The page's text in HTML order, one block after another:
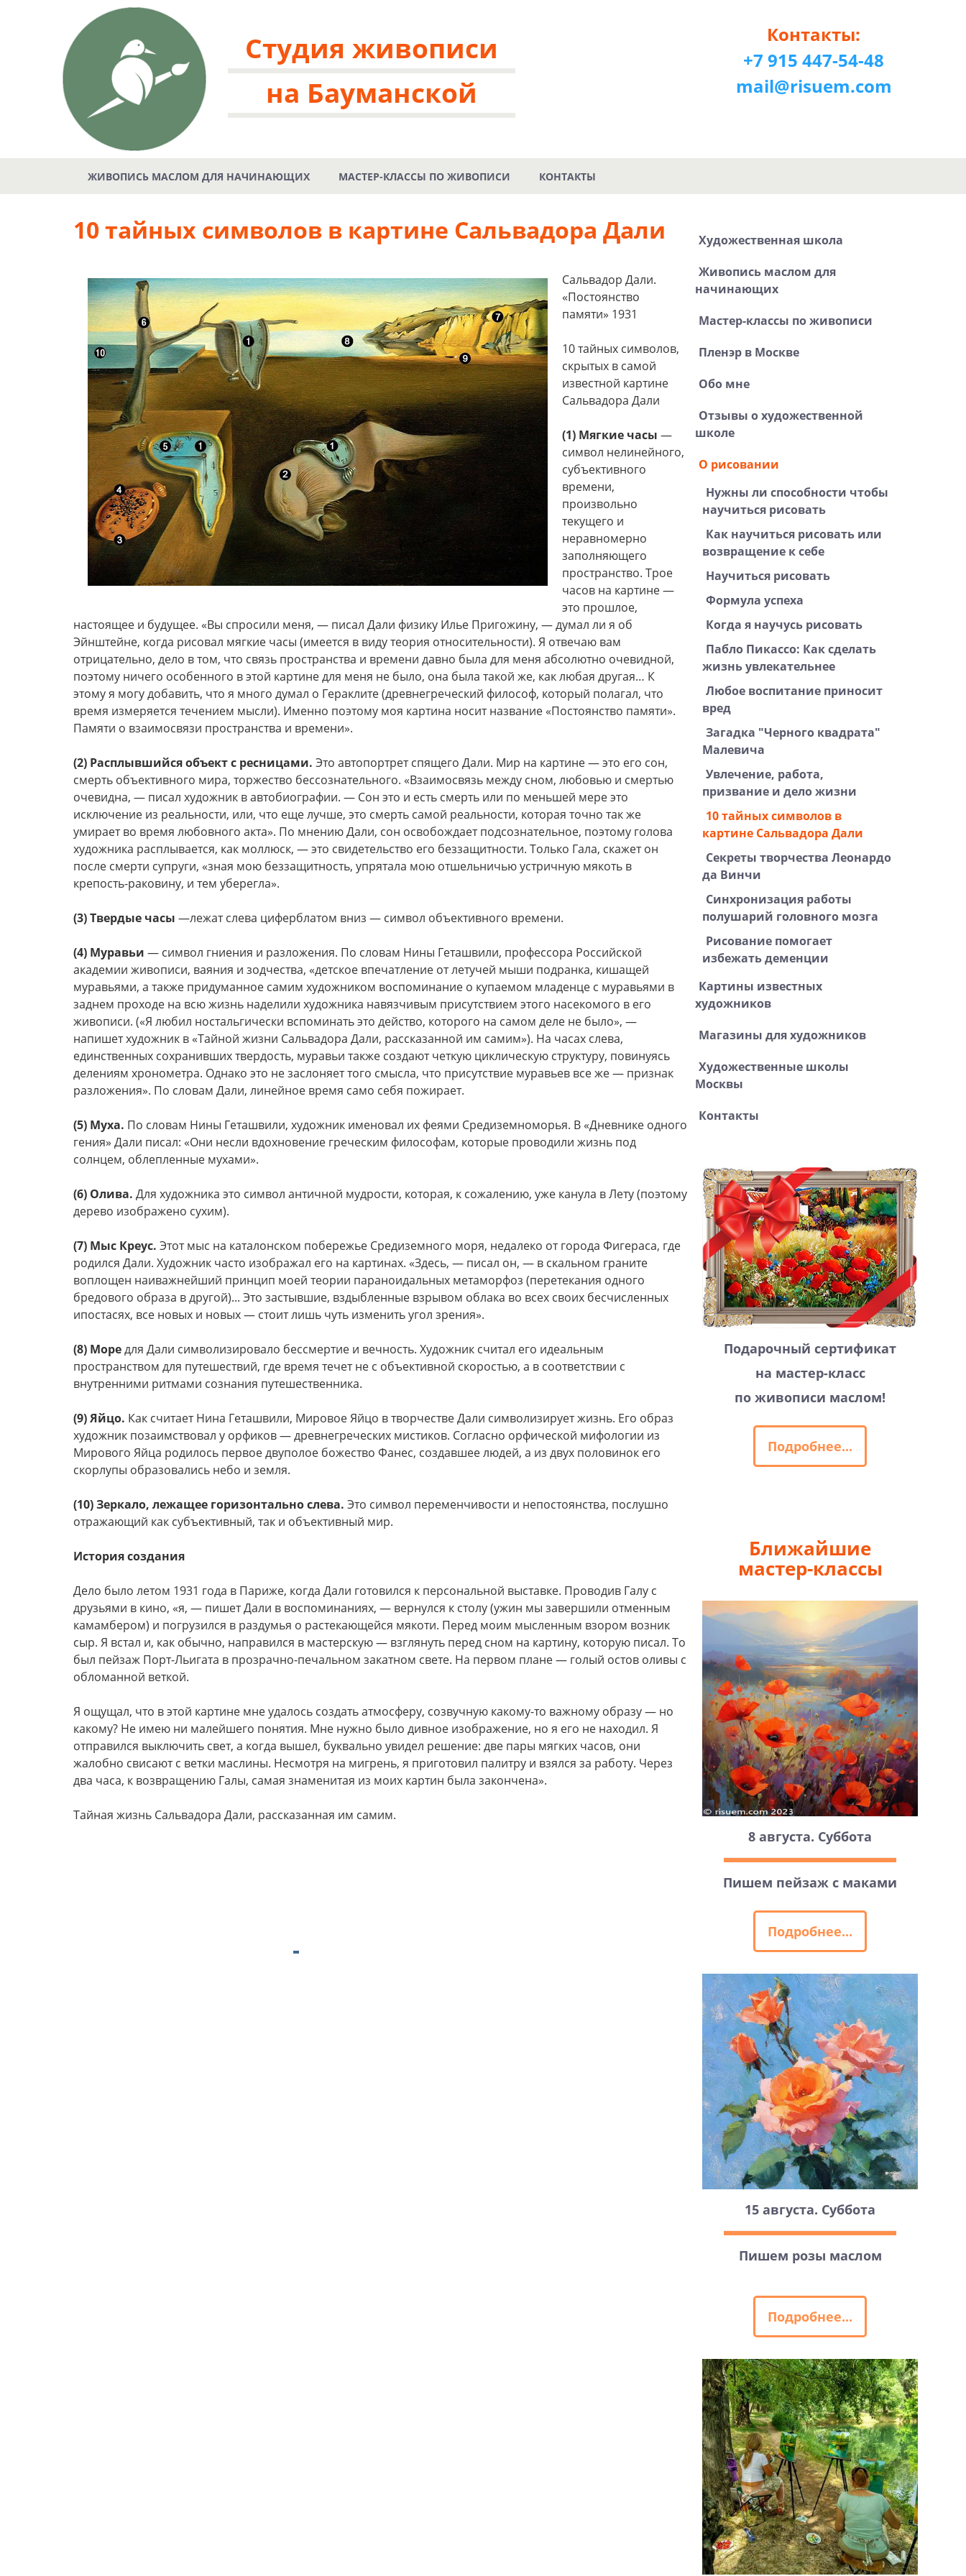
Студия живописи
на Бауманской
Контакты:
+7 915 447-54-48
mail@risuem.com
ЖИВОПИСЬ МАСЛОМ ДЛЯ НАЧИНАЮЩИХ МАСТЕР-КЛАССЫ ПО ЖИВОПИСИ КОНТАКТЫ
10 тайных символов в картине Сальвадора Дали
Сальвадор Дали.
«Постоянство
памяти» 1931
10 тайных символов,
скрытых в самой
известной картине
Сальвадора Дали
(1) Мягкие часы —
символ нелинейного,
субъективного
времени,
произвольно
текущего и
неравномерно
заполняющего
пространство. Трое
часов на картине —
это прошлое,
настоящее и будущее. «Вы спросили меня, — писал Дали физику Илье Пригожину, — думал ли я об
Эйнштейне, когда рисовал мягкие часы (имеется в виду теория относительности). Я отвечаю вам
отрицательно, дело в том, что связь пространства и времени давно была для меня абсолютно очевидной,
поэтому ничего особенного в этой картине для меня не было, она была такой же, как любая другая… К
этому я могу добавить, что я много думал о Гераклите (древнегреческий философ, который полагал, что
время измеряется течением мысли). Именно поэтому моя картина носит название «Постоянство памяти».
Памяти о взаимосвязи пространства и времени».
(2) Расплывшийся объект с ресницами. Это автопортрет спящего Дали. Мир на картине — это его сон,
смерть объективного мира, торжество бессознательного. «Взаимосвязь между сном, любовью и смертью
очевидна, — писал художник в автобиографии. — Сон это и есть смерть или по меньшей мере это
исключение из реальности, или, что еще лучше, это смерть самой реальности, которая точно так же
умирает во время любовного акта». По мнению Дали, сон освобождает подсознательное, поэтому голова
художника расплывается, как моллюск, — это свидетельство его беззащитности. Только Гала, скажет он
после смерти супруги, «зная мою беззащитность, упрятала мою отшельничью устричную мякоть в
крепость-раковину, и тем уберегла».
(3) Твердые часы —лежат слева циферблатом вниз — символ объективного времени.
(4) Муравьи — символ гниения и разложения. По словам Нины Геташвили, профессора Российской
академии живописи, ваяния и зодчества, «детское впечатление от летучей мыши подранка, кишащей
муравьями, а также придуманное самим художником воспоминание о купаемом младенце с муравьями в
заднем проходе на всю жизнь наделили художника навязчивым присутствием этого насекомого в его
живописи. («Я любил ностальгически вспоминать это действо, которого на самом деле не было», —
напишет художник в «Тайной жизни Сальвадора Дали, рассказанной им самим»). На часах слева,
единственных сохранивших твердость, муравьи также создают четкую циклическую структуру, повинуясь
делениям хронометра. Однако это не заслоняет того смысла, что присутствие муравьев все же — признак
разложения». По словам Дали, линейное время само себя пожирает.
(5) Муха. По словам Нины Геташвили, художник именовал их феями Средиземноморья. В «Дневнике одного
гения» Дали писал: «Они несли вдохновение греческим философам, которые проводили жизнь под
солнцем, облепленные мухами».
(6) Олива. Для художника это символ античной мудрости, которая, к сожалению, уже канула в Лету (поэтому
дерево изображено сухим).
(7) Мыс Креус. Этот мыс на каталонском побережье Средиземного моря, недалеко от города Фигераса, где
родился Дали. Художник часто изображал его на картинах. «Здесь, — писал он, — в скальном граните
воплощен наиважнейший принцип моей теории параноидальных метаморфоз (перетекания одного
бредового образа в другой)... Это застывшие, вздыбленные взрывом облака во всех своих бесчисленных
ипостасях, все новых и новых — стоит лишь чуть изменить угол зрения».
(8) Моредля Дали символизировало бессмертие и вечность. Художник считал его идеальным
пространством для путешествий, где время течет не с объективной скоростью, а в соответствии с
внутренними ритмами сознания путешественника.
(9) Яйцо. Как считает Нина Геташвили, Мировое Яйцо в творчестве Дали символизирует жизнь. Его образ
художник позаимствовал у орфиков — древнегреческих мистиков. Согласно орфической мифологии из
Мирового Яйца родилось первое двуполое божество Фанес, создавшее людей, а из двух половинок его
скорлупы образовались небо и земля.
(10) Зеркало, лежащее горизонтально слева. Это символ переменчивости и непостоянства, послушно
отражающий как субъективный, так и объективный мир.
История создания
Дело было летом 1931 года в Париже, когда Дали готовился к персональной выставке. Проводив Галу с
друзьями в кино, «я, — пишет Дали в воспоминаниях, — вернулся к столу (ужин мы завершили отменным
камамбером) и погрузился в раздумья о растекающейся мякоти. Перед моим мысленным взором возник
сыр. Я встал и, как обычно, направился в мастерскую — взглянуть перед сном на картину, которую писал. То
был пейзаж Порт-Льигата в прозрачно-печальном закатном свете. На первом плане — голый остов оливы с
обломанной веткой.
Я ощущал, что в этой картине мне удалось создать атмосферу, созвучную какому-то важному образу — но
какому? Не имею ни малейшего понятия. Мне нужно было дивное изображение, но я его не находил. Я
отправился выключить свет, а когда вышел, буквально увидел решение: две пары мягких часов, они
жалобно свисают с ветки маслины. Несмотря на мигрень, я приготовил палитру и взялся за работу. Через
два часа, к возвращению Галы, самая знаменитая из моих картин была закончена».
Тайная жизнь Сальвадора Дали, рассказанная им самим.
Художественная школа
Живопись маслом для
начинающих
Мастер-классы по живописи
Пленэр в Москве
Обо мне
Отзывы о художественной
школе
О рисовании
Нужны ли способности чтобы
научиться рисовать
Как научиться рисовать или
возвращение к себе
Научиться рисовать
Формула успеха
Когда я научусь рисовать
Пабло Пикассо: Как сделать
жизнь увлекательнее
Любое воспитание приносит
вред
Загадка "Черного квадрата"
Малевича
Увлечение, работа,
призвание и дело жизни
10 тайных символов в
картине Сальвадора Дали
Секреты творчества Леонардо
да Винчи
Синхронизация работы
полушарий головного мозга
Рисование помогает
избежать деменции
Картины известных
художников
Магазины для художников
Художественные школы
Москвы
Контакты
Подарочный сертификат
на мастер-класс
по живописи маслом!
Подробнее...
Ближайшие
мастер-классы
8 августа. Суббота
Пишем пейзаж с маками
Подробнее...
15 августа. Суббота
Пишем розы маслом
Подробнее...